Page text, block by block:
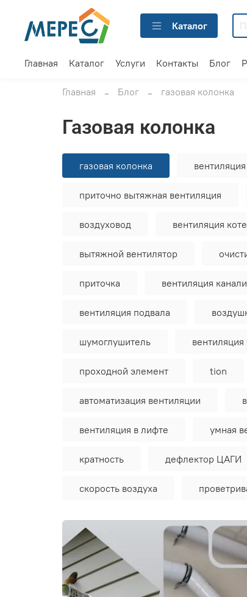
Каталог
Главная Каталог Услуги Контакты Блог
Главная Блог газовая колонка
газовая колонка
газовая колонка вентиляция
приточно вытяжная вентиляция
воздуховод вентиляция
вытяжной вентилятор
приточка вентиляция
вентиляция подвала
шумоглушитель
проходной элемент tion
автоматизация вентиляции
вентиляция в лифте умная
кратность дефлектор ЦАГИ
скорость воздуха